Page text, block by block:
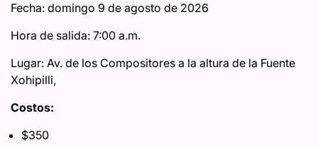
Fecha: domingo 9 de agosto de 2026
Hora de salida: 7:00 a.m.
Lugar: Av. de los Compositores a la altura de la Fuente
Xohipilli,
Costos:
$350